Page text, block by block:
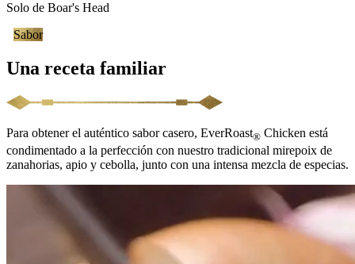
Solo de Boar's Head
Sabor
Una receta familiar
Para obtener el auténtico sabor casero, EverRoast® Chicken está
condimentado a la perfección con nuestro tradicional mirepoix de
zanahorias, apio y cebolla, junto con una intensa mezcla de especias.